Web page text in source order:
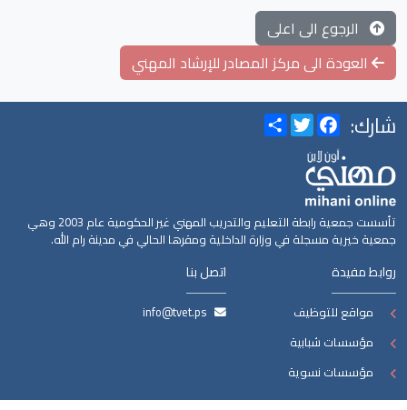
الرجوع الى اعلى
العودة الى مركز المصادر للإرشاد المهني
شارك: ShareTwitterFacebook
تأسست جمعية رابطة التعليم والتدريب المهني غير الحكومية عام 2003 وهي
جمعية خيرية مسجلة في وزارة الداخلية ومقرها الحالي في مدينة رام الله.
روابط مفيدة
مواقع للتوظيف
مؤسسات شبابية
مؤسسات نسوية
اتصل بنا
info@tvet.ps